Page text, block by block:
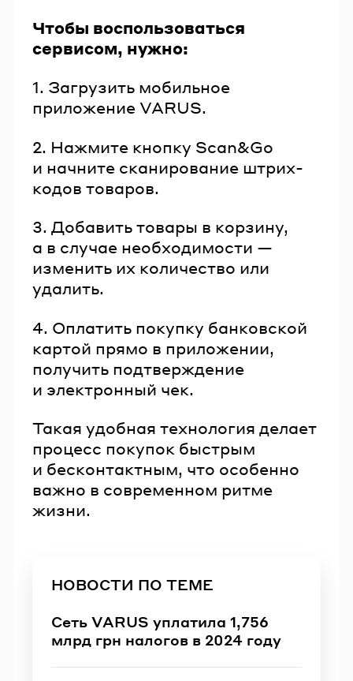
Чтобы воспользоваться
сервисом, нужно:
1. Загрузить мобильное
приложение VARUS.
2. Нажмите кнопку Scan&Go
и начните сканирование штрих-
кодов товаров.
3. Добавить товары в корзину,
а в случае необходимости —
изменить их количество или
удалить.
4. Оплатить покупку банковской
картой прямо в приложении,
получить подтверждение
и электронный чек.
Такая удобная технология делает
процесс покупок быстрым
и бесконтактным, что особенно
важно в современном ритме
жизни.
НОВОСТИ ПО ТЕМЕ
Сеть VARUS уплатила 1,756
млрд грн налогов в 2024 году